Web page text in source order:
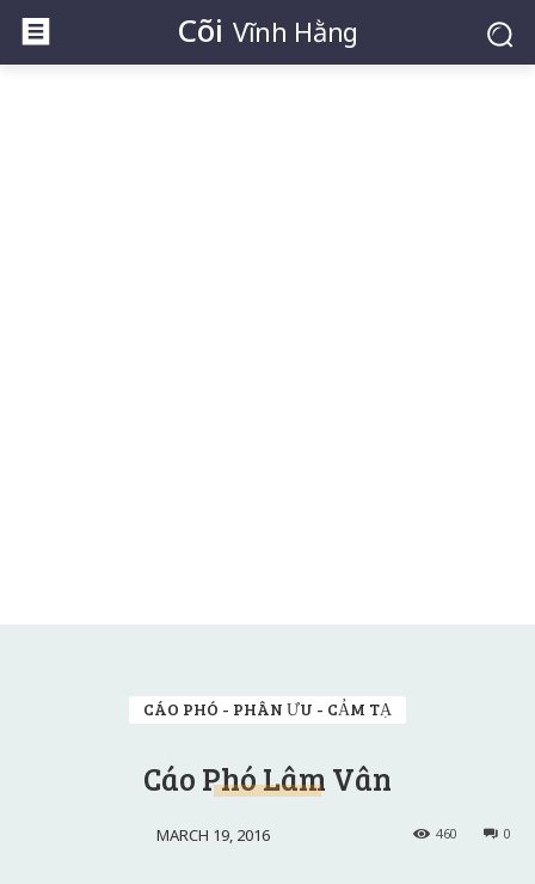
Cõi Vĩnh Hằng
CÁO PHÓ - PHÂN ƯU - CẢM TẠ
Cáo Phó Lâm Vân
MARCH 19, 2016 0
460